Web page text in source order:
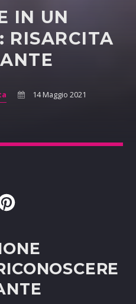
IN UN
RISARCITA
14 Maggio 2021